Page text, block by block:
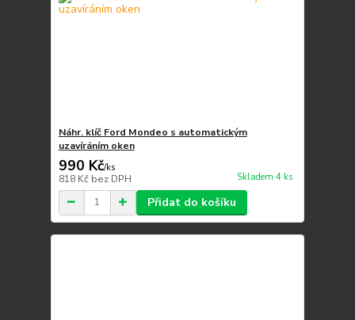
Náhr. klíč Ford Mondeo s automatickým
uzavíráním oken
990 Kč/ks
818 Kč bez DPH Skladem 4 ks
Přidat do košíku